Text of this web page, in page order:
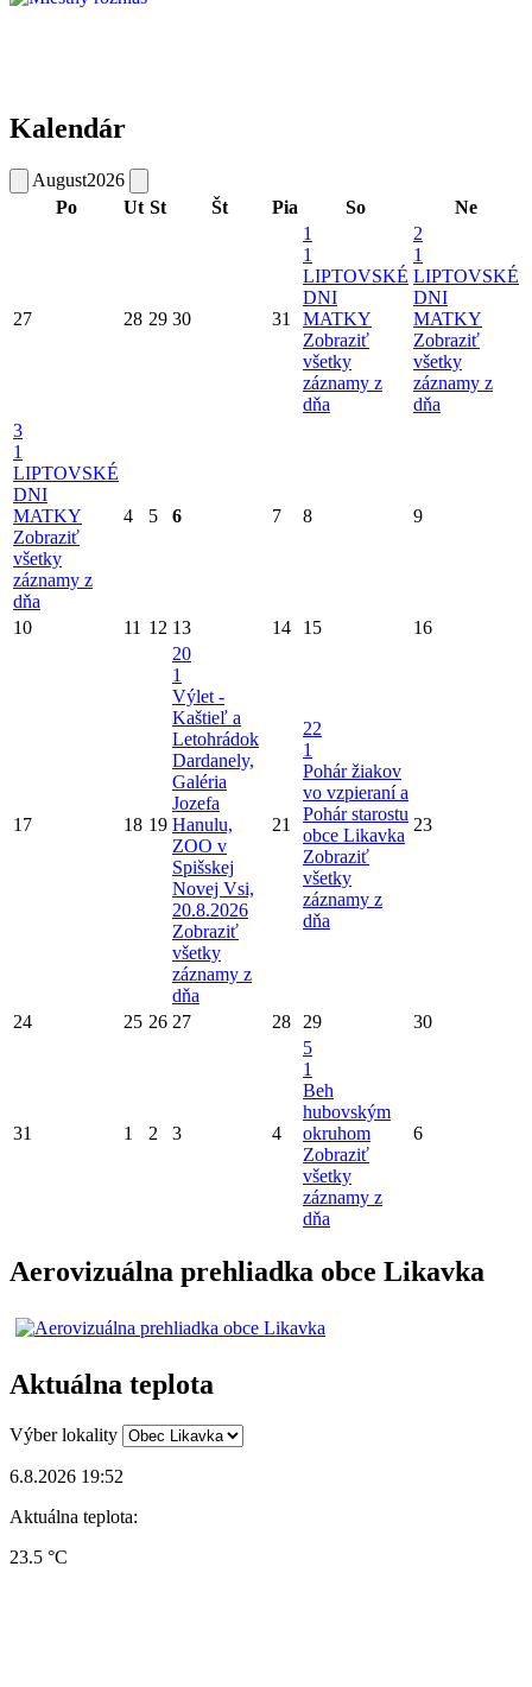
Kalendár
August2026
Po
Ut St Št Pia So Ne
27 28 29 30 31
1
1
LIPTOVSKÉ
DNI
MATKY
Zobraziť
všetky
záznamy z
dňa
2
1
LIPTOVSKÉ
DNI
MATKY
Zobraziť
všetky
záznamy z
dňa
3
1
LIPTOVSKÉ
DNI
MATKY
Zobraziť
všetky
záznamy z
dňa
4 5 6 7 8 9
10 11 12 13 14 15 16
17 18 19
20
1
Výlet -
Kaštieľ a
Letohrádok
Dardanely,
Galéria
Jozefa
Hanulu,
ZOO v
Spišskej
Novej Vsi,
20.8.2026
Zobraziť
všetky
záznamy z
dňa
21
22
1
Pohár žiakov
vo vzpieraní a
Pohár starostu
obce Likavka
Zobraziť
všetky
záznamy z
dňa
23
24 25 26 27 28 29 30
31 1 2 3 4
5
1
Beh
hubovským
okruhom
Zobraziť
všetky
záznamy z
dňa
6
Aerovizuálna prehliadka obce Likavka
Aktuálna teplota
Výber lokality
6.8.2026 19:52
Aktuálna teplota:
23.5 °C